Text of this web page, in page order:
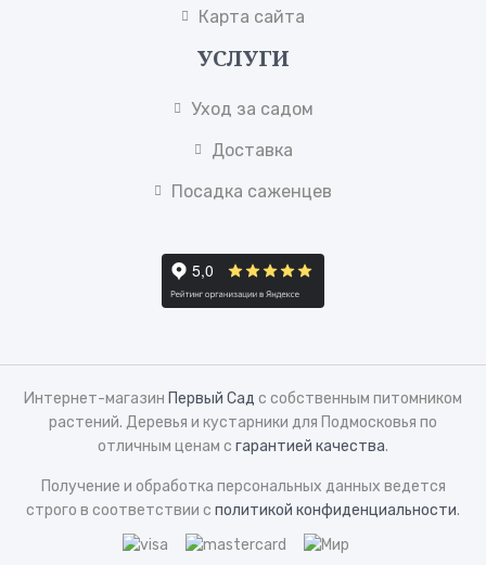
Карта сайта
УСЛУГИ
Уход за садом
Доставка
Посадка саженцев
Интернет-магазин Первый Сад с собственным питомником
растений. Деревья и кустарники для Подмосковья по
отличным ценам с гарантией качества.
Получение и обработка персональных данных ведется
строго в соответствии с политикой конфиденциальности.